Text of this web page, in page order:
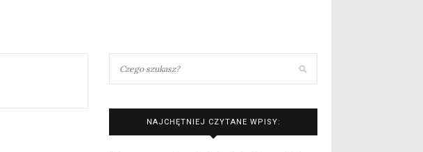
NAJCHĘTNIEJ CZYTANE WPISY: